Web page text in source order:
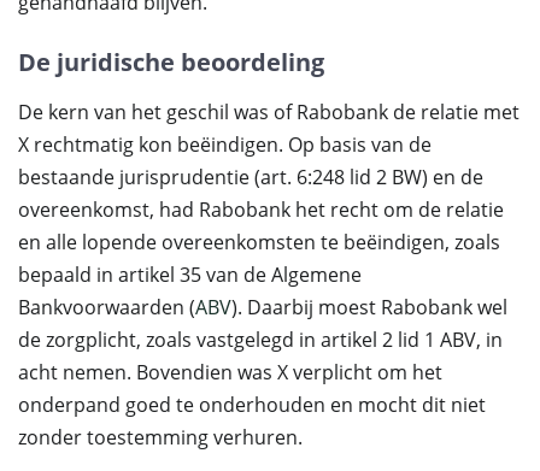
De juridische beoordeling
De kern van het geschil was of Rabobank de relatie met
X rechtmatig kon beëindigen. Op basis van de
bestaande jurisprudentie (art. 6:248 lid 2 BW) en de
overeenkomst, had Rabobank het recht om de relatie
en alle lopende overeenkomsten te beëindigen, zoals
bepaald in artikel 35 van de Algemene
Bankvoorwaarden (ABV). Daarbij moest Rabobank wel
de zorgplicht, zoals vastgelegd in artikel 2 lid 1 ABV, in
acht nemen. Bovendien was X verplicht om het
onderpand goed te onderhouden en mocht dit niet
zonder toestemming verhuren.